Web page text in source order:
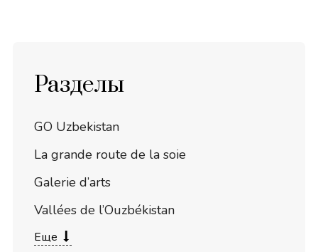
Разделы
GO Uzbekistan
La grande route de la soie
Galerie d’arts
Vallées de l’Ouzbékistan
Еще